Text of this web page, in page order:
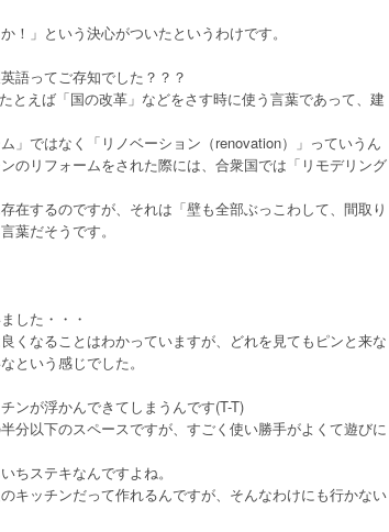
！」という決心がついたというわけです。
語ってご存知でした？？？
とえば「国の改革」などをさす時に使う言葉であって、建
」ではなく「リノベーション（renovation）」っていうん
のリフォームをされた際には、合衆国では「リモデリング
在するのですが、それは「壁も全部ぶっこわして、間取り
葉だそうです。
した・・・
くなることはわかっていますが、どれを見てもピンと来な
という感じでした。
ンが浮かんできてしまうんです(T-T)
分以下のスペースですが、すごく使い勝手がよくて遊びに
ちステキなんですよね。
キッチンだって作れるんですが、そんなわけにも行かない